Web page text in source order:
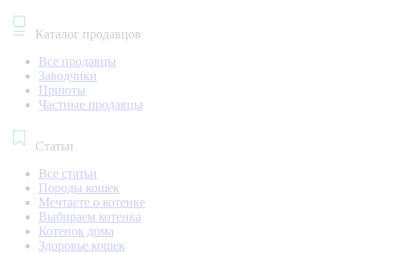
Каталог продавцов
Все продавцы
Заводчики
Приюты
Частные продавцы
Статьи
Все статьи
Породы кошек
Мечтаете о котенке
Выбираем котенка
Котенок дома
Здоровье кошек